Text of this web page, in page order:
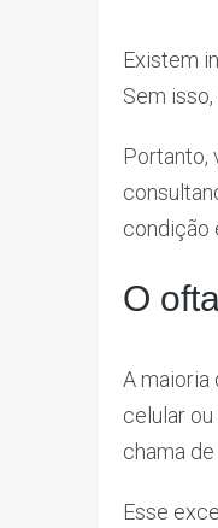
Existem
Sem
Portanto,
condição
O
A maioria
celular
chama
Esse